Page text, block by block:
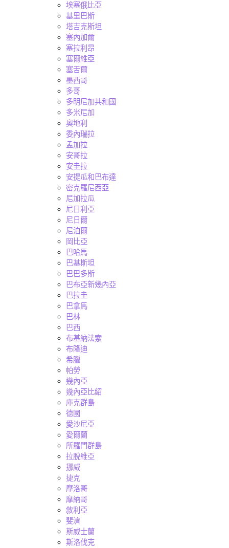
埃塞俄比亞
基里巴斯
塔吉克斯坦
塞內加爾
塞拉利昂
塞爾維亞
塞舌爾
墨西哥
多哥
多明尼加共和國
多米尼加
奧地利
委內瑞拉
孟加拉
安哥拉
安圭拉
安提瓜和巴布達
密克羅尼西亞
尼加拉瓜
尼日利亞
尼日爾
尼泊爾
岡比亞
巴哈馬
巴基斯坦
巴巴多斯
巴布亞新幾內亞
巴拉圭
巴拿馬
巴林
巴西
布基納法索
布隆迪
希臘
帕勞
幾內亞
幾內亞比紹
庫克群島
德國
愛沙尼亞
愛爾蘭
所羅門群島
拉脫維亞
挪威
捷克
摩洛哥
摩納哥
敘利亞
斐濟
斯威士蘭
斯洛伐克